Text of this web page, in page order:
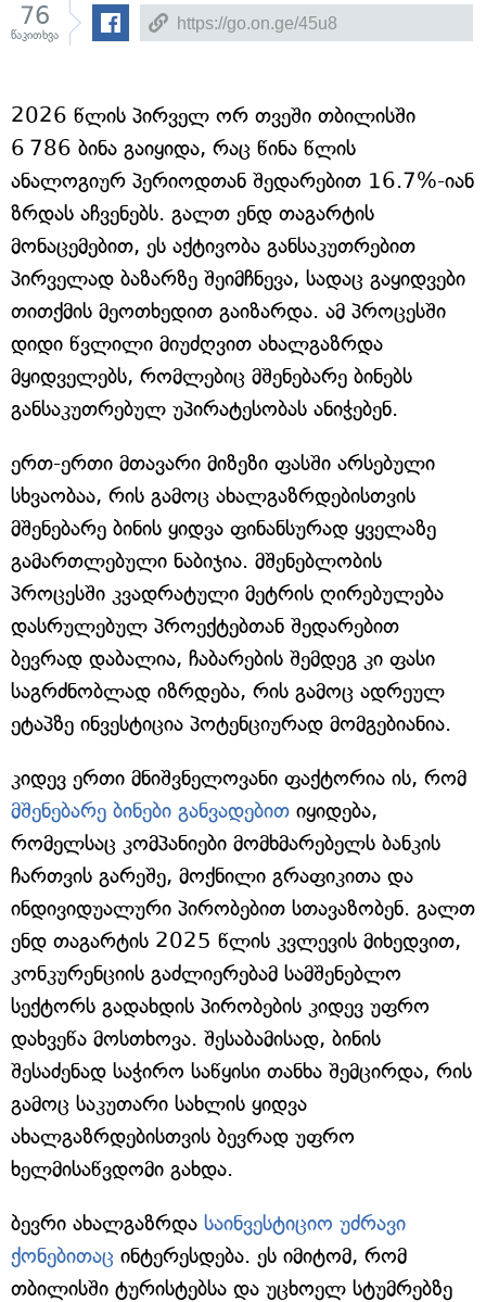
76
წაკითხვა
2026 წლის პირველ ორ თვეში თბილისში
6 786 ბინა გაიყიდა, რაც წინა წლის
ანალოგიურ პერიოდთან შედარებით 16.7%-იან
ზრდას აჩვენებს. გალთ ენდ თაგარტის
მონაცემებით, ეს აქტივობა განსაკუთრებით
პირველად ბაზარზე შეიმჩნევა, სადაც გაყიდვები
თითქმის მეოთხედით გაიზარდა. ამ პროცესში
დიდი წვლილი მიუძღვით ახალგაზრდა
მყიდველებს, რომლებიც მშენებარე ბინებს
განსაკუთრებულ უპირატესობას ანიჭებენ.
ერთ-ერთი მთავარი მიზეზი ფასში არსებული
სხვაობაა, რის გამოც ახალგაზრდებისთვის
მშენებარე ბინის ყიდვა ფინანსურად ყველაზე
გამართლებული ნაბიჯია. მშენებლობის
პროცესში კვადრატული მეტრის ღირებულება
დასრულებულ პროექტებთან შედარებით
ბევრად დაბალია, ჩაბარების შემდეგ კი ფასი
საგრძნობლად იზრდება, რის გამოც ადრეულ
ეტაპზე ინვესტიცია პოტენციურად მომგებიანია.
კიდევ ერთი მნიშვნელოვანი ფაქტორია ის, რომ
მშენებარე ბინები განვადებით იყიდება,
რომელსაც კომპანიები მომხმარებელს ბანკის
ჩართვის გარეშე, მოქნილი გრაფიკითა და
ინდივიდუალური პირობებით სთავაზობენ. გალთ
ენდ თაგარტის 2025 წლის კვლევის მიხედვით,
კონკურენციის გაძლიერებამ სამშენებლო
სექტორს გადახდის პირობების კიდევ უფრო
დახვეწა მოსთხოვა. შესაბამისად, ბინის
შესაძენად საჭირო საწყისი თანხა შემცირდა, რის
გამოც საკუთარი სახლის ყიდვა
ახალგაზრდებისთვის ბევრად უფრო
ხელმისაწვდომი გახდა.
ბევრი ახალგაზრდა საინვესტიციო უძრავი
ქონებითაც ინტერესდება. ეს იმიტომ, რომ
თბილისში ტურისტებსა და უცხოელ სტუმრებზე